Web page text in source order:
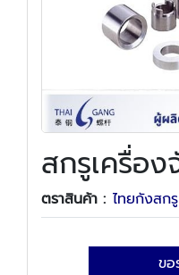
สกรูเครื่อ
ตราสินค้า : ไทยกังสกรู
ขอ